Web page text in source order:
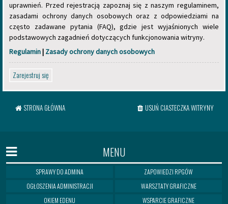
uprawnień. Przed rejestracją zapoznaj się z naszym regulaminem,
zasadami ochrony danych osobowych oraz z odpowiedziami na
często zadawane pytania (FAQ), gdzie jest wyjaśnionych wiele
podstawowych zagadnień dotyczących funkcjonowania witryny.
Regulamin| Zasady ochrony danych osobowych
Zarejestruj się
STRONA GŁÓWNA USUŃ CIASTECZKA WITRYNY
MENU
SPRAWY DO ADMINA
OGŁOSZENIA ADMINISTRACJI
OKIEM EDENU
ZAPOWIEDZI RPGÓW
WARSZTATY GRAFICZNE
WSPARCIE GRAFICZNE